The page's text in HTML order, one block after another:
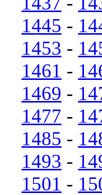
1445 -
1453 -
1461 -
1469 -
1477 -
1485 -
1493 -
1501 -